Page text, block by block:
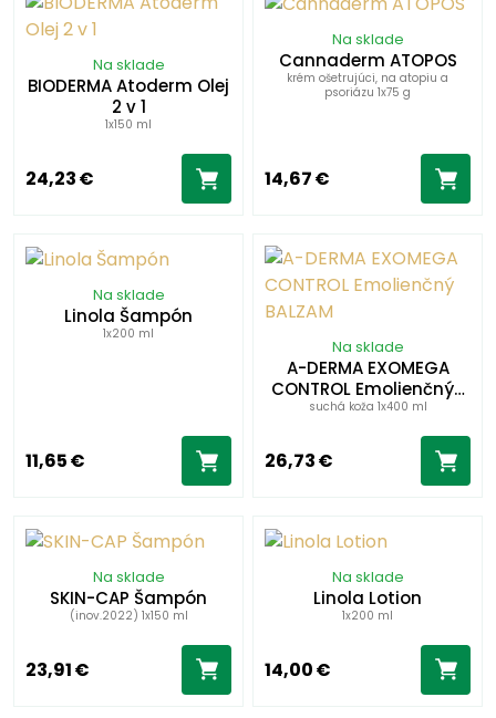
Na sklade
BIODERMA Atoderm Olej
2 v 1
1x150 ml
24,23 €
Na sklade
Cannaderm ATOPOS
krém ošetrujúci, na atopiu a
psoriázu 1x75 g
14,67 €
Na sklade
Linola Šampón
1x200 ml
11,65 €
Na sklade
A-DERMA EXOMEGA
CONTROL Emolienčný…
suchá koža 1x400 ml
26,73 €
Na sklade
SKIN-CAP Šampón
(inov.2022) 1x150 ml
23,91 €
Na sklade
Linola Lotion
1x200 ml
14,00 €